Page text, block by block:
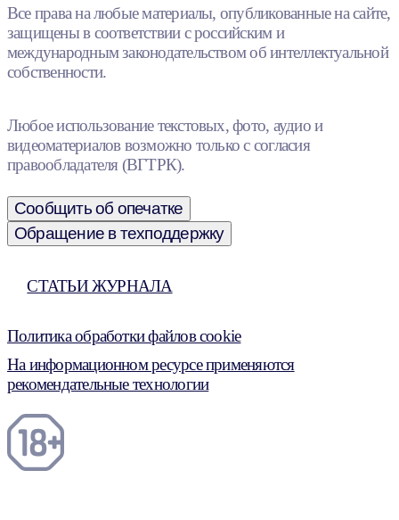
Все права на любые материалы, опубликованные на сайте,
защищены в соответствии с российским и
международным законодательством об интеллектуальной
собственности.
Любое использование текстовых, фото, аудио и
видеоматериалов возможно только с согласия
правообладателя (ВГТРК).
Сообщить об опечатке
Обращение в техподдержку
СТАТЬИ ЖУРНАЛА
Политика обработки файлов cookie
На информационном ресурсе применяются
рекомендательные технологии